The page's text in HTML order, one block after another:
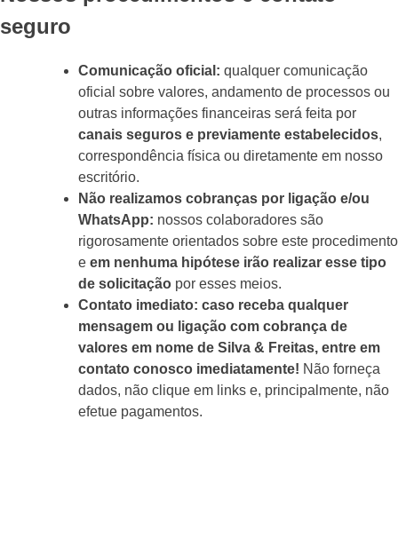
seguro
Comunicação oficial: qualquer comunicação
oficial sobre valores, andamento de processos ou
outras informações financeiras será feita por
canais seguros e previamente estabelecidos,
correspondência física ou diretamente em nosso
escritório.
Não realizamos cobranças por ligação e/ou
WhatsApp: nossos colaboradores são
rigorosamente orientados sobre este procedimento
e em nenhuma hipótese irão realizar esse tipo
de solicitação por esses meios.
Contato imediato: caso receba qualquer
mensagem ou ligação com cobrança de
valores em nome de Silva & Freitas, entre em
contato conosco imediatamente! Não forneça
dados, não clique em links e, principalmente, não
efetue pagamentos.